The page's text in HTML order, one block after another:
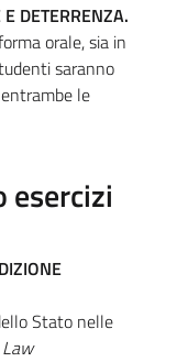
DETERRENZA.
orale, sia in
saranno
le
esercizi
Stato nelle